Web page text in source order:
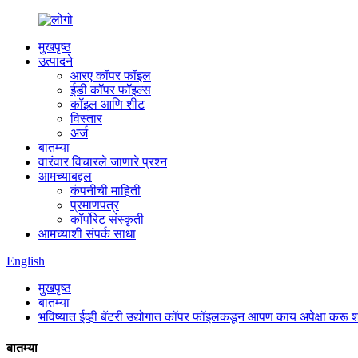
मुखपृष्ठ
उत्पादने
आरए कॉपर फॉइल
ईडी कॉपर फॉइल्स
कॉइल आणि शीट
विस्तार
अर्ज
बातम्या
वारंवार विचारले जाणारे प्रश्न
आमच्याबद्दल
कंपनीची माहिती
प्रमाणपत्र
कॉर्पोरेट संस्कृती
आमच्याशी संपर्क साधा
English
मुखपृष्ठ
बातम्या
भविष्यात ईव्ही बॅटरी उद्योगात कॉपर फॉइलकडून आपण काय अपेक्षा करू
बातम्या